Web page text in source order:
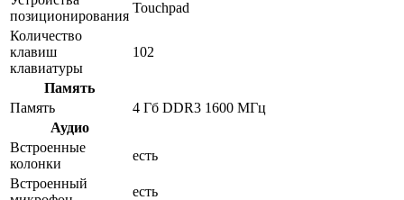
позиционирования
Touchpad
Количество
клавиш
клавиатуры
102
Память
Память
4 Гб DDR3 1600 МГц
Аудио
Встроенные
колонки
есть
Встроенный
есть